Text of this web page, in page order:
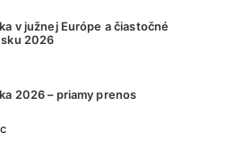
v južnej Európe a čiastočné
2026
2026 – priamy prenos